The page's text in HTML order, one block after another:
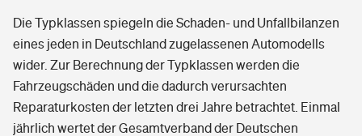
Die Typklassen spiegeln die Schaden- und Unfallbilanzen
eines jeden in Deutschland zugelassenen Automodells
wider. Zur Berechnung der Typklassen werden die
Fahrzeugschäden und die dadurch verursachten
Reparaturkosten der letzten drei Jahre betrachtet. Einmal
jährlich wertet der Gesamtverband der Deutschen